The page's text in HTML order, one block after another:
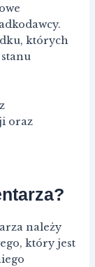
których
oraz
należy
który jest